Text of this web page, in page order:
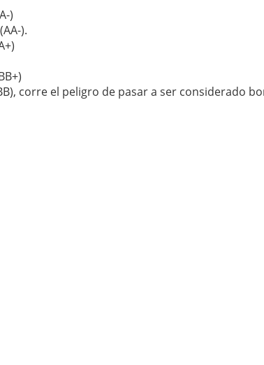
)
).
corre el peligro de pasar a ser considerado